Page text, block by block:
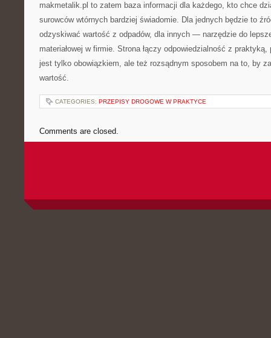
makmetalik.pl to zatem baza informacji dla każdego, kto chce
surowców wtórnych bardziej świadomie. Dla jednych będzie to
odzyskiwać wartość z odpadów, dla innych — narzędzie do
materiałowej w firmie. Strona łączy odpowiedzialność z
jest tylko obowiązkiem, ale też rozsądnym sposobem na to, by
wartość.
CATEGORIES: PRZEPISY DROGOWE W PRAKTYCE
Comments are closed.